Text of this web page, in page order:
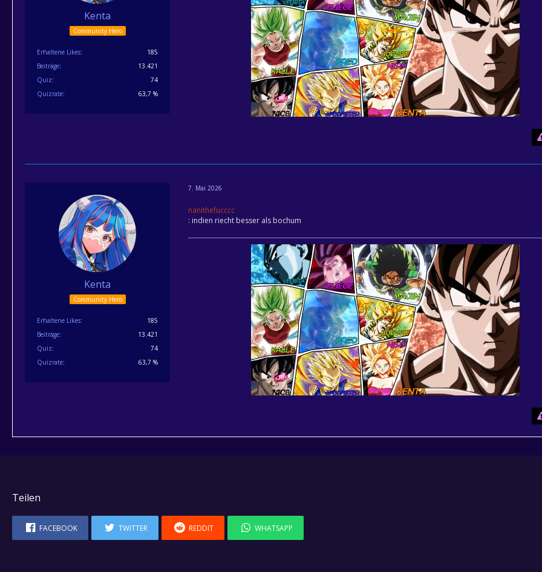
Kenta
Community Hero
Erhaltene Likes
185
Beiträge
13.421
Quiz
74
Quizrate
63,7 %
Kenta
Community Hero
Erhaltene Likes
185
Beiträge
13.421
Quiz
74
Quizrate
63,7 %
7. Mai 2026
nanithefucccc
: indien riecht besser als bochum
Teilen
FACEBOOK TWITTER REDDIT WHATSAPP